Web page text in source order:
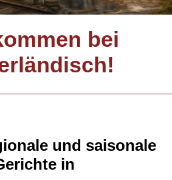
bei
und saisonale
in